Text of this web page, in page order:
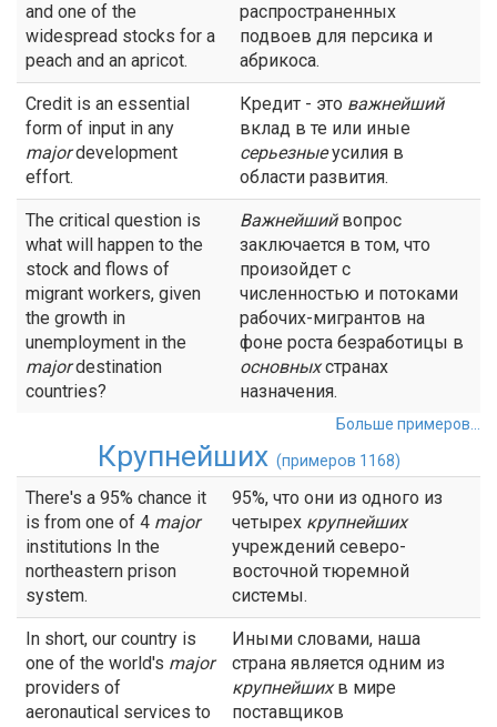
and one of the
widespread stocks for a
peach and an apricot.
распространенных
подвоев для персика и
абрикоса.
Credit is an essential
form of input in any
majordevelopment
effort.
Кредит - это важнейший
вклад в те или иные
серьезныеусилия в
области развития.
The critical question is
what will happen to the
stock and flows of
migrant workers, given
the growth in
unemployment in the
majordestination
countries?
Важнейшийвопрос
заключается в том, что
произойдет с
численностью и потоками
рабочих-мигрантов на
фоне роста безработицы в
основныхстранах
назначения.
Больше примеров...
Крупнейших (примеров 1168)
There's a 95% chance it
is from one of 4 major
institutions In the
northeastern prison
system.
95%, что они из одного из
четырех крупнейших
учреждений северо-
восточной тюремной
системы.
In short, our country is
one of the world's major
providers of
aeronautical services to
Иными словами, наша
страна является одним из
крупнейшихв мире
поставщиков